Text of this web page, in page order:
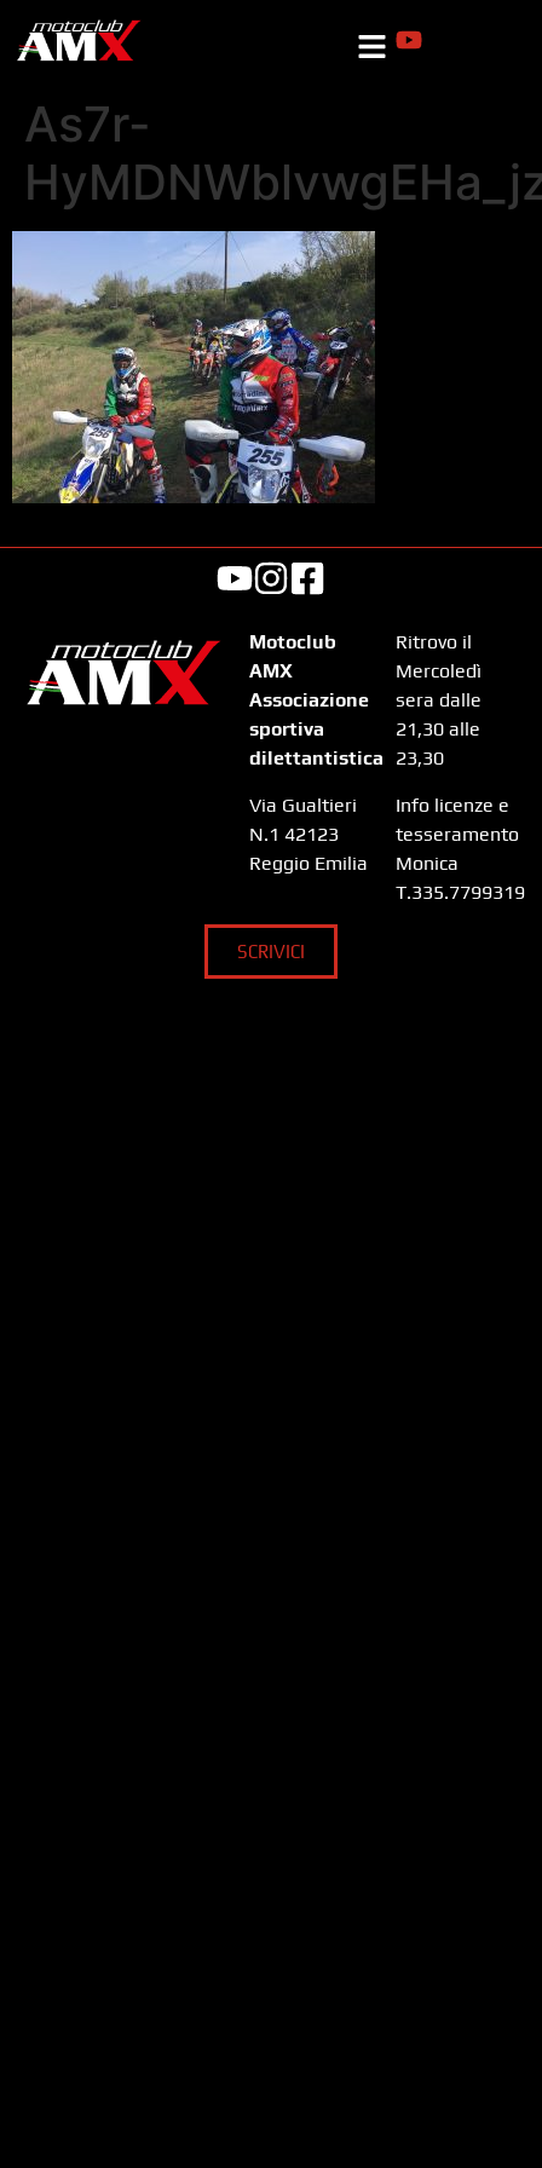
As7r-
Motoclub
AMX
Associazione
sportiva
dilettantistica
Via Gualtieri
N.1 42123
Reggio Emilia
Ritrovo il
Mercoledì
sera dalle
21,30 alle
23,30
Info licenze e
tesseramento
Monica
T.335.7799319
SCRIVICI